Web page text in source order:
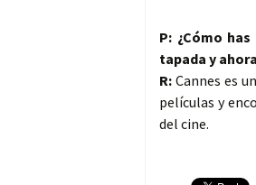
P: ¿Cómo
tapada y
R: Cannes es
películas y
del cine.